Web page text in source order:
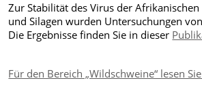
Zur Stabilität des Virus der
und Silagen wurden Untersuchungen
Die Ergebnisse finden Sie in dieser
Für den Bereich „Wildschweine“ lesen